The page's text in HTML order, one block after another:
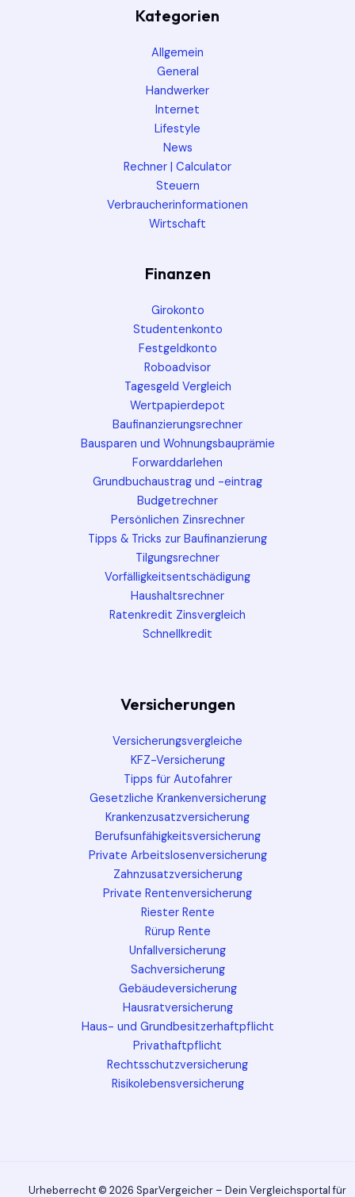
Kategorien
Allgemein
General
Handwerker
Internet
Lifestyle
News
Rechner | Calculator
Steuern
Verbraucherinformationen
Wirtschaft
Finanzen
Girokonto
Studentenkonto
Festgeldkonto
Roboadvisor
Tagesgeld Vergleich
Wertpapierdepot
Baufinanzierungsrechner
Bausparen und Wohnungsbauprämie
Forwarddarlehen
Grundbuchaustrag und -eintrag
Budgetrechner
Persönlichen Zinsrechner
Tipps & Tricks zur Baufinanzierung
Tilgungsrechner
Vorfälligkeitsentschädigung
Haushaltsrechner
Ratenkredit Zinsvergleich
Schnellkredit
Versicherungen
Versicherungsvergleiche
KFZ-Versicherung
Tipps für Autofahrer
Gesetzliche Krankenversicherung
Krankenzusatzversicherung
Berufsunfähigkeitsversicherung
Private Arbeitslosenversicherung
Zahnzusatzversicherung
Private Rentenversicherung
Riester Rente
Rürup Rente
Unfallversicherung
Sachversicherung
Gebäudeversicherung
Hausratversicherung
Haus- und Grundbesitzerhaftpflicht
Privathaftpflicht
Rechtsschutzversicherung
Risikolebensversicherung
Urheberrecht © 2026 SparVergeicher – Dein Vergleichsportal für